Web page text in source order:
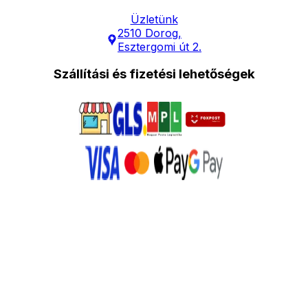
Üzletünk
2510 Dorog,
Esztergomi út 2.
Szállítási és fizetési lehetőségek